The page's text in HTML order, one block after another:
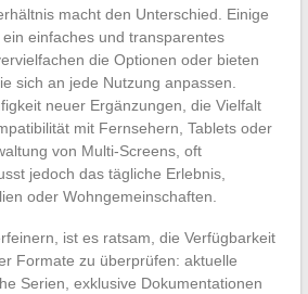
macht den Unterschied. Einige
einfaches und transparentes
die Optionen oder bieten
sich an jede Nutzung anpassen.
neuer Ergänzungen, die Vielfalt
mit Fernsehern, Tablets oder
von Multi-Screens, oft
jedoch das tägliche Erlebnis,
oder Wohngemeinschaften.
ist es ratsam, die Verfügbarkeit
Formate zu überprüfen: aktuelle
Serien, exklusive Dokumentationen